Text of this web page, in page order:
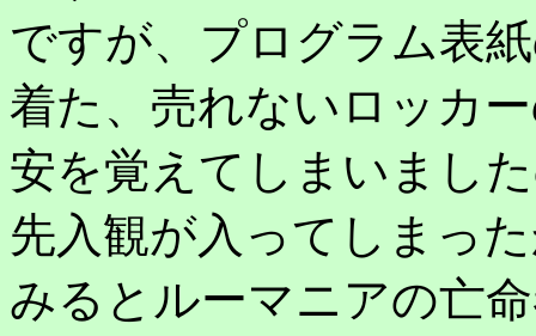
ですが、プログラム表
着た、売れないロッカ
安を覚えてしまいまし
先入観が入ってしまっ
みるとルーマニアの亡